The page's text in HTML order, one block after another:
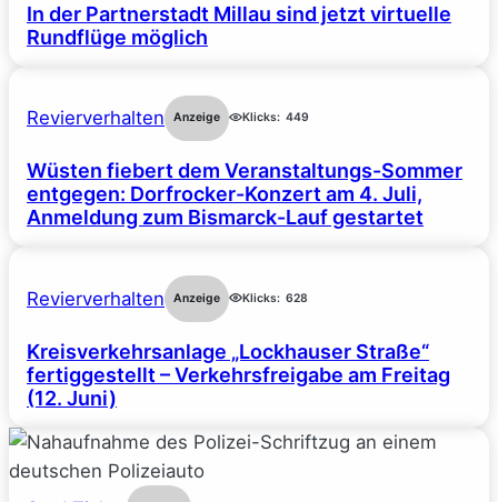
In der Partnerstadt Millau sind jetzt virtuelle
Rundflüge möglich
Revierverhalten Anzeige Klicks: 449
Wüsten fiebert dem Veranstaltungs-Sommer
entgegen: Dorfrocker-Konzert am 4. Juli,
Anmeldung zum Bismarck-Lauf gestartet
Revierverhalten Anzeige Klicks: 628
Kreisverkehrsanlage „Lockhauser Straße“
fertiggestellt – Verkehrsfreigabe am Freitag
(12. Juni)